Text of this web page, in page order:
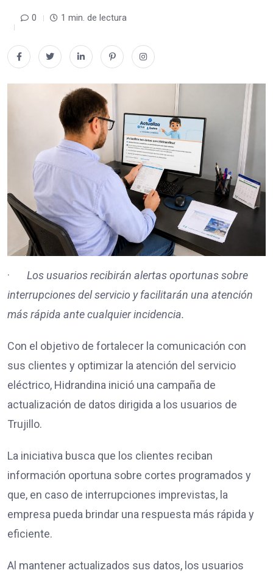
0 1 min. de lectura
· Los usuarios recibirán alertas oportunas sobre
interrupciones del servicio y facilitarán una atención
más rápida ante cualquier incidencia.
Con el objetivo de fortalecer la comunicación con
sus clientes y optimizar la atención del servicio
eléctrico, Hidrandina inició una campaña de
actualización de datos dirigida a los usuarios de
Trujillo.
La iniciativa busca que los clientes reciban
información oportuna sobre cortes programados y
que, en caso de interrupciones imprevistas, la
empresa pueda brindar una respuesta más rápida y
eficiente.
Al mantener actualizados sus datos, los usuarios